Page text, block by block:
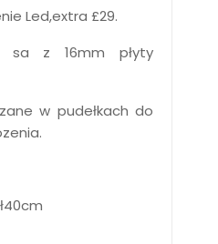
Led,extra £29.
sa z 16mm płyty
w pudełkach do